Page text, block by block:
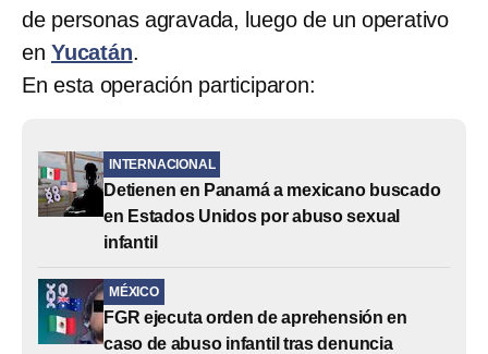
de personas agravada, luego de un operativo
en Yucatán.
En esta operación participaron:
INTERNACIONAL
Detienen en Panamá a mexicano buscado
en Estados Unidos por abuso sexual
infantil
MÉXICO
FGR ejecuta orden de aprehensión en
caso de abuso infantil tras denuncia